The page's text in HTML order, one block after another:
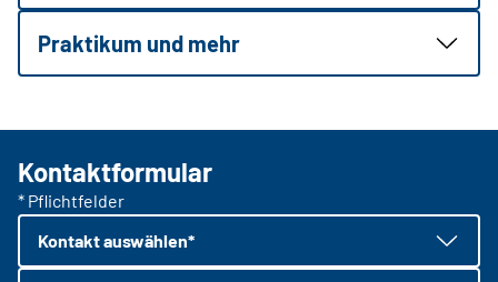
Praktikum und mehr
Kontaktformular
* Pflichtfelder
Kontakt auswählen*